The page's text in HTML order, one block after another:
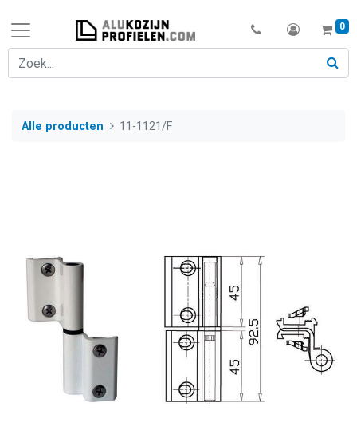
0
Alle producten 11-1121/F